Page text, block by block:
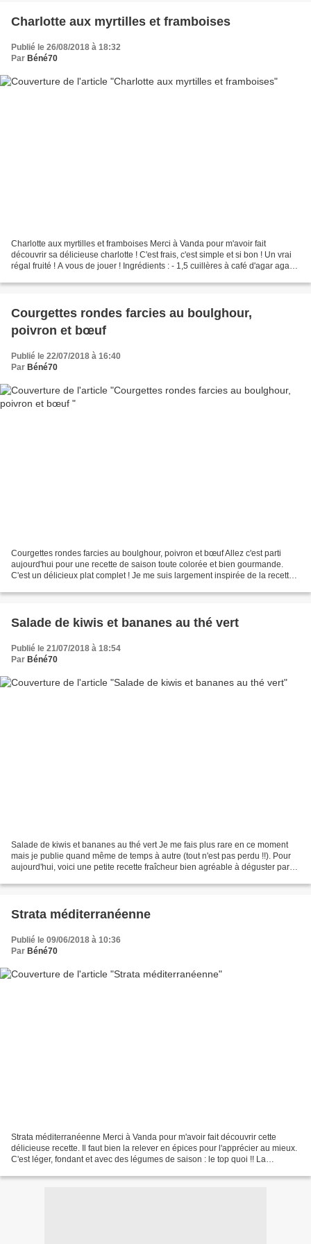
Charlotte aux myrtilles et framboises
Publié le 26/08/2018 à 18:32
Par Béné70
Charlotte aux myrtilles et framboises Merci à Vanda pour m'avoir fait
découvrir sa délicieuse charlotte ! C'est frais, c'est simple et si bon ! Un vrai
régal fruité ! A vous de jouer ! Ingrédients : - 1,5 cuillères à café d'agar agar -
Courgettes rondes farcies au boulghour,
poivron et bœuf
Publié le 22/07/2018 à 16:40
Par Béné70
Courgettes rondes farcies au boulghour, poivron et bœuf Allez c'est parti
aujourd'hui pour une recette de saison toute colorée et bien gourmande.
C'est un délicieux plat complet ! Je me suis largement inspirée de la recette
Salade de kiwis et bananes au thé vert
Publié le 21/07/2018 à 18:54
Par Béné70
Salade de kiwis et bananes au thé vert Je me fais plus rare en ce moment
mais je publie quand même de temps à autre (tout n'est pas perdu !!). Pour
aujourd'hui, voici une petite recette fraîcheur bien agréable à déguster par
Strata méditerranéenne
Publié le 09/06/2018 à 10:36
Par Béné70
Strata méditerranéenne Merci à Vanda pour m'avoir fait découvrir cette
délicieuse recette. Il faut bien la relever en épices pour l'apprécier au mieux.
C'est léger, fondant et avec des légumes de saison : le top quoi !! La